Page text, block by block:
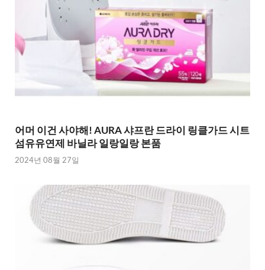
어머 이건 사야해! AURA 샤프란 드라이 링클가드 시트
섬유유연제 바닐라 일랑일랑 본품
2024년 08월 27일